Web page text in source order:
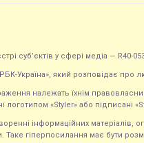
суб’єктів у сфері медіа — R40-
Україна», який розповідає про
належать їхнім
логотипом «Styler» або підписані
інформаційних матеріалів,
Таке гіперпосилання має бути